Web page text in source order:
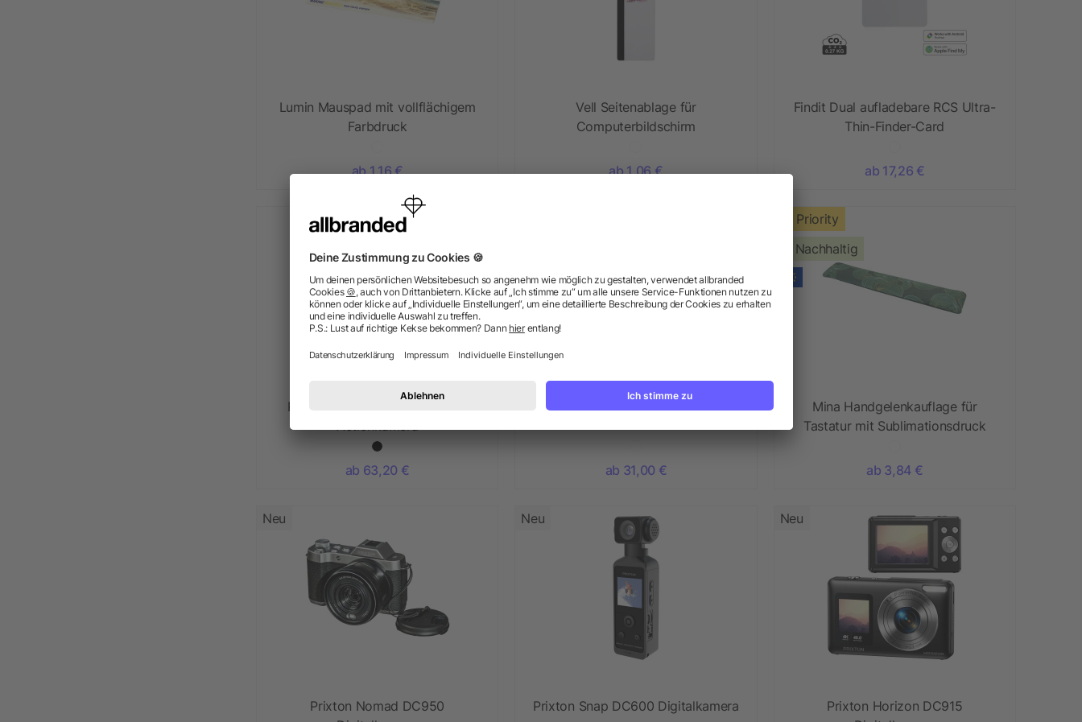
Lumin Mauspad mit vollflächigem
Farbdruck
ab 1,16 €
Vell Seitenablage für
Computerbildschirm
ab 1,06 €
Findit Dual aufladebare RCS Ultra-
Thin-Finder-Card
ab 17,26 €
Prixton DV800 5K Dual Screen
ab 63,20 € ab 31,00 €
Priority
Nachhaltig
Mina Handgelenkauflage für
Tastatur mit Sublimationsdruck
ab 3,84 €
Neu
Prixton Nomad DC950
Neu
Prixton Snap DC600 Digitalkamera
Neu
Prixton Horizon DC915